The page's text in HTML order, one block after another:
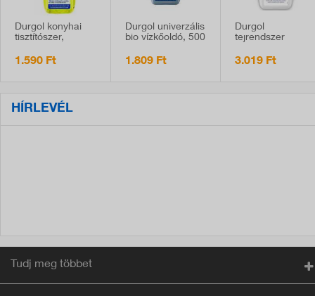
Durgol konyhai
tisztítószer,
1.590 Ft
Durgol univerzális
bio vízkőoldó, 500
1.809 Ft
Durgol
tejrendszer
kávéfőzők
3.019 Ft
HÍRLEVÉL
Tudj meg többet